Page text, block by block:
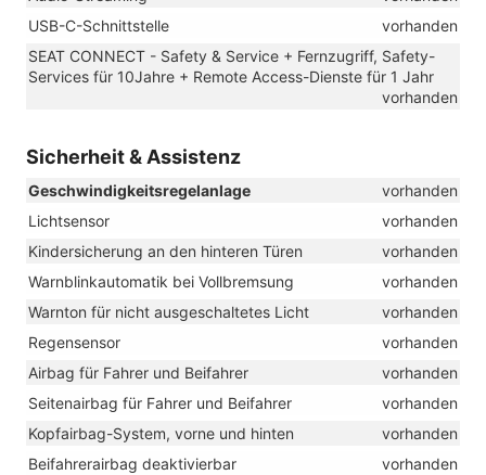
USB-C-Schnittstelle
vorhanden
SEAT CONNECT - Safety & Service + Fernzugriff, Safety-
Services für 10Jahre + Remote Access-Dienste für 1 Jahr
vorhanden
Sicherheit & Assistenz
Geschwindigkeitsregelanlage
vorhanden
Lichtsensor
vorhanden
Kindersicherung an den hinteren Türen
vorhanden
Warnblinkautomatik bei Vollbremsung
vorhanden
Warnton für nicht ausgeschaltetes Licht
vorhanden
Regensensor
vorhanden
Airbag für Fahrer und Beifahrer
vorhanden
Seitenairbag für Fahrer und Beifahrer
vorhanden
Kopfairbag-System, vorne und hinten
vorhanden
Beifahrerairbag deaktivierbar
vorhanden